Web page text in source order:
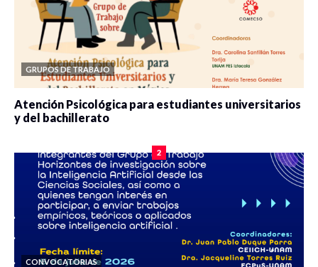
GRUPOS DE TRABAJO
Atención Psicológica para estudiantes universitarios
y del bachillerato
2
CONVOCATORIAS